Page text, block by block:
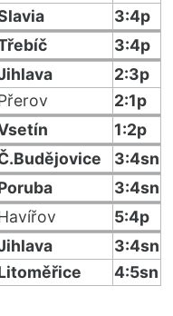
3:4p
3:4p
2:3p
2:1p
1:2p
3:4sn
3:4sn
5:4p
3:4sn
4:5sn